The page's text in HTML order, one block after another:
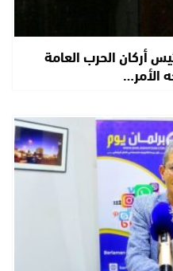
أركان الحرب العامة
الأمر…